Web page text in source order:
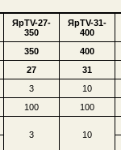
ЯрTV-27-
350
ЯрTV-31-
400
350 400
27
31
3
10
100
100
3
10